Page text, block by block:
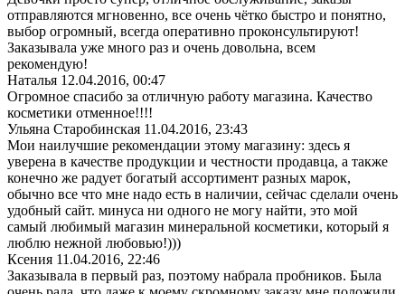
отправляются мгновенно, все очень чётко быстро и понятно,
выбор огромный, всегда оперативно проконсультируют!
Заказывала уже много раз и очень довольна, всем
рекомендую!
Наталья 12.04.2016, 00:47
Огромное спасибо за отличную работу магазина. Качество
косметики отменное!!!!
Ульяна Старобинская 11.04.2016, 23:43
Мои наилучшие рекомендации этому магазину: здесь я
уверена в качестве продукции и честности продавца, а также
конечно же радует богатый ассортимент разных марок,
обычно все что мне надо есть в наличии, сейчас сделали очень
удобный сайт. минуса ни одного не могу найти, это мой
самый любимый магазин минеральной косметики, который я
люблю нежной любовью!)))
Ксения 11.04.2016, 22:46
Заказывала в первый раз, поэтому набрала пробников. Была